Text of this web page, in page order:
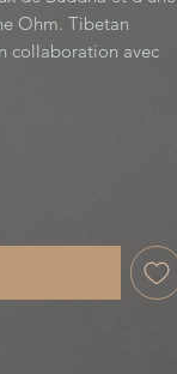
Ohm. Tibetan
collaboration avec